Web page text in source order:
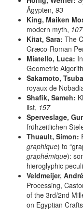
Ägypten, 93
King, Maiken
modern myth, 107
Kitat, Sara: The
Græco-Roman
Miatello, Luca:
Geometric
Sakamoto,
royaux de
Shafik, Sameh:
list, 157
Sperveslage,
frühzeitlichen
Thuault, Simon:
graphique) to
graphémique):
hieroglyphic
Veldmeijer,
Processing,
of the 3rd/2nd
on Egyptian